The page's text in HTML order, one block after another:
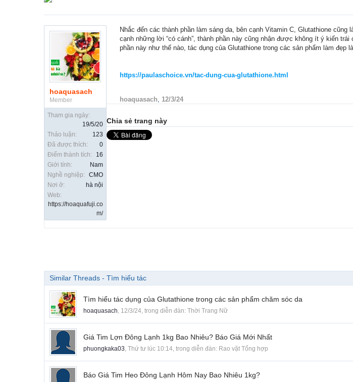
hoaquasach
Member
Tham gia ngày:
19/5/20
Thảo luận:
123
Đã được thích:
0
Điểm thành tích:
16
Giới tính:
Nam
Nghề nghiệp:
CMO
Nơi ở:
hà nội
Web:
https://hoaquafuji.co
m/
Nhắc đến các thành phần làm sáng da, bên cạnh Vitamin C, Glutathione
cạnh những lời “có cánh”, thành phần này cũng nhận được không ít ý kiến
phần này như thế nào, tác dụng của Glutathione trong các sản phẩm làm đẹp
https://paulaschoice.vn/tac-dung-cua-glutathione.html
hoaquasach, 12/3/24
Chia sẻ trang này
Similar Threads - Tìm hiểu tác
Tìm hiểu tác dụng của Glutathione trong các sản phẩm chăm sóc da
hoaquasach, 12/3/24, trong diễn đàn: Thời Trang Nữ
Giá Tim Lợn Đông Lạnh 1kg Bao Nhiêu? Báo Giá Mới Nhất
phuongkaka03, Thứ tư lúc 10:14, trong diễn đàn: Rao vặt Tổng hợp
Báo Giá Tim Heo Đông Lạnh Hôm Nay Bao Nhiêu 1kg?